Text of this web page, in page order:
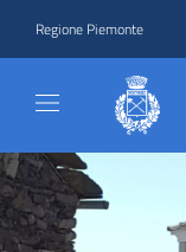
Regione Piemonte